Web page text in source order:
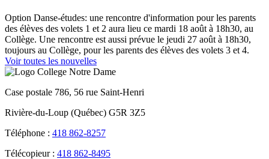
Option Danse-études: une rencontre d'information pour les parents
des élèves des volets 1 et 2 aura lieu ce mardi 18 août à 18h30, au
Collège. Une rencontre est aussi prévue le jeudi 27 août à 18h30,
toujours au Collège, pour les parents des élèves des volets 3 et 4.
Voir toutes les nouvelles
Case postale 786, 56 rue Saint-Henri
Rivière-du-Loup (Québec) G5R 3Z5
Téléphone : 418 862-8257
Télécopieur : 418 862-8495